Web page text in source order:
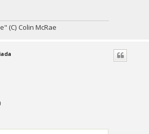
(C) Colin McRae